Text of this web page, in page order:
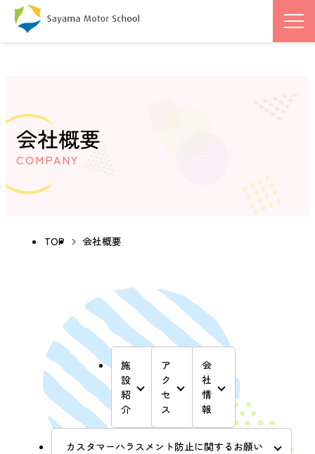
会社概要
COMPANY
TOP 会社概要
施
設
紹
介
ア
ク
セ
ス
会
社
情
報
カスタマーハラスメント防止に関するお願い